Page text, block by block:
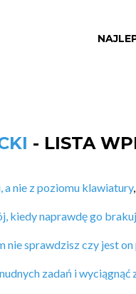
- LISTA
a nie z poziomu klawiatury,
kiedy naprawdę go
nie sprawdzisz czy jest
zadań i wyciągnąć